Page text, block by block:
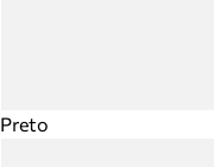
Preto